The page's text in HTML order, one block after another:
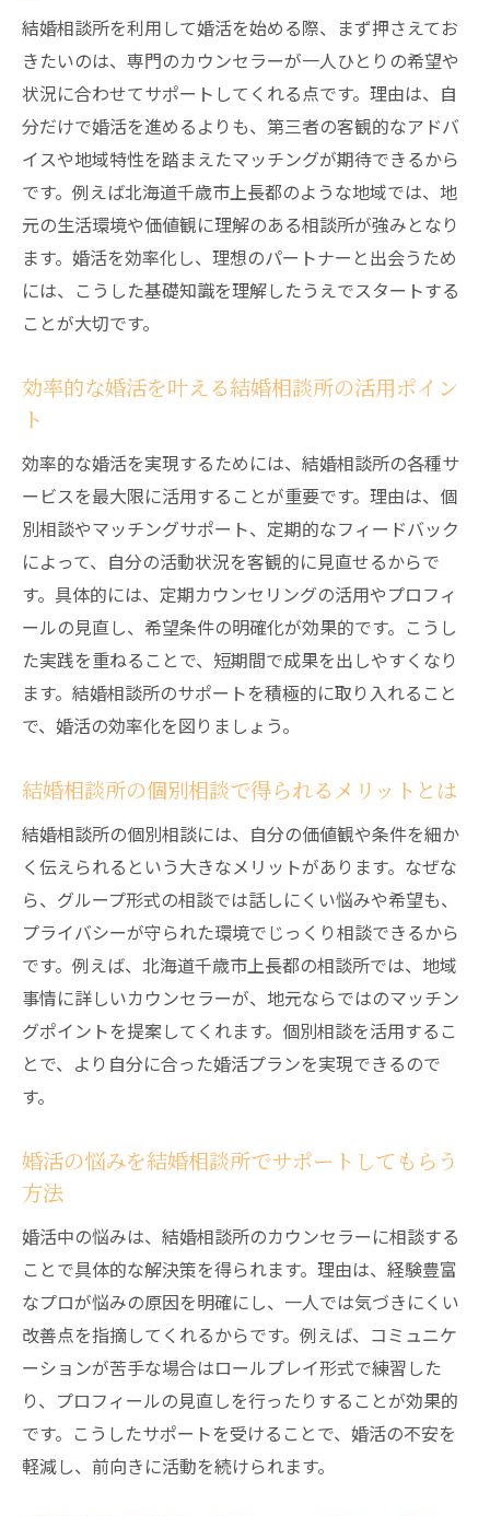
個別相談で見つける理想のパートナー探し
結婚相談所の個別相談で理想の条件を明確
化する方法
個別相談を活用して希望に合う相手と出会
うコツ
結婚相談所ならではの具体的なマッチング
事例紹介
個別相談で相性や価値観を見極めるチェッ
クポイント
結婚相談所の個別サポートが成婚に導く理
由
北海道千歳市上長都で婚活に強い理由
地域特性を活かす結婚相談所の婚活サポー
トとは
結婚相談所が地元出会いに強い理由を徹底
解説
千歳市上長都で信頼される婚活相談所の魅
力
結婚相談所の地域密着サービスを活用する
婚活に有利な結婚相談所の地域ネットワー
ク活用法
地元で婚活を成功させるための結婚相談所
活用術
結婚相談所の個別相談とは何か徹底解説
結婚相談所で受けられる個別相談の具体的
内容
個別相談が婚活の不安解消に役立つ理由
結婚相談所のカウンセリングで得られるサ
個別相談とグループ相談の違いを理解しよ
説
初めての方でも安心の結婚相談所個別相談
体験
納得のいく結婚相談所選びのポイント
結婚相談所を選ぶ際に比較すべきポイント
自分に合った結婚相談所を見極めるコツ
結婚相談所のサービス内容とサポート体制
結婚相談所を利用して婚活を始める際、まず押さえてお
きたいのは、専門のカウンセラーが一人ひとりの希望や
状況に合わせてサポートしてくれる点です。理由は、自
分だけで婚活を進めるよりも、第三者の客観的なアドバ
イスや地域特性を踏まえたマッチングが期待できるから
です。例えば北海道千歳市上長都のような地域では、地
元の生活環境や価値観に理解のある相談所が強みとなり
ます。婚活を効率化し、理想のパートナーと出会うため
には、こうした基礎知識を理解したうえでスタートする
ことが大切です。
効率的な婚活を叶える結婚相談所の活用ポイン
ト
効率的な婚活を実現するためには、結婚相談所の各種サ
ービスを最大限に活用することが重要です。理由は、個
別相談やマッチングサポート、定期的なフィードバック
によって、自分の活動状況を客観的に見直せるからで
す。具体的には、定期カウンセリングの活用やプロフィ
ールの見直し、希望条件の明確化が効果的です。こうし
た実践を重ねることで、短期間で成果を出しやすくなり
ます。結婚相談所のサポートを積極的に取り入れること
で、婚活の効率化を図りましょう。
結婚相談所の個別相談で得られるメリットとは
結婚相談所の個別相談には、自分の価値観や条件を細か
く伝えられるという大きなメリットがあります。なぜな
ら、グループ形式の相談では話しにくい悩みや希望も、
プライバシーが守られた環境でじっくり相談できるから
です。例えば、北海道千歳市上長都の相談所では、地域
事情に詳しいカウンセラーが、地元ならではのマッチン
グポイントを提案してくれます。個別相談を活用するこ
とで、より自分に合った婚活プランを実現できるので
す。
婚活の悩みを結婚相談所でサポートしてもらう
方法
婚活中の悩みは、結婚相談所のカウンセラーに相談する
ことで具体的な解決策を得られます。理由は、経験豊富
なプロが悩みの原因を明確にし、一人では気づきにくい
改善点を指摘してくれるからです。例えば、コミュニケ
ーションが苦手な場合はロールプレイ形式で練習した
り、プロフィールの見直しを行ったりすることが効果的
です。こうしたサポートを受けることで、婚活の不安を
軽減し、前向きに活動を続けられます。